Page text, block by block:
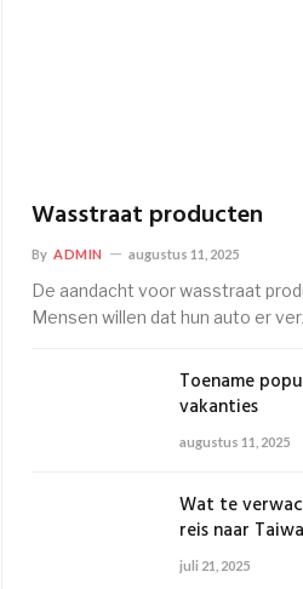
Wasstraat producten
By ADMIN augustus 11, 2025
De aandacht voor wasstraat
Mensen willen dat hun auto er
Toename
vakanties
augustus 11, 2025
Wat te
reis naar
juli 21, 2025